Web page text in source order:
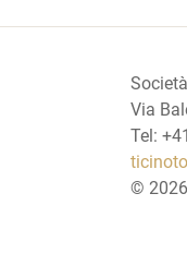
Via
Tel:
© 2026